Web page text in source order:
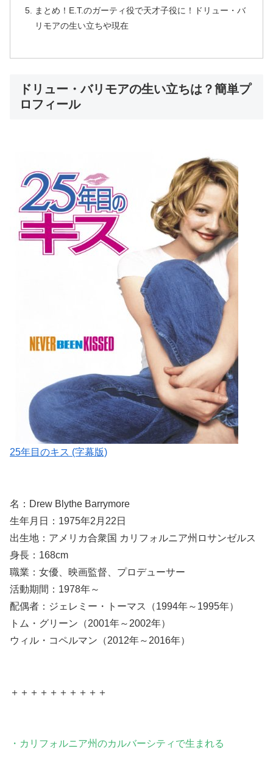
まとめ！E.T.のガーティ役で天才子役に！ドリュー・バ
リモアの生い立ちや現在
ドリュー・バリモアの生い立ちは？簡単プ
ロフィール
25年目のキス (字幕版)
名：Drew Blythe Barrymore
生年月日：1975年2月22日
出生地：アメリカ合衆国 カリフォルニア州ロサンゼルス
身長：168cm
職業：女優、映画監督、プロデューサー
活動期間：1978年～
配偶者：ジェレミー・トーマス（1994年～1995年）
トム・グリーン（2001年～2002年）
ウィル・コペルマン（2012年～2016年）
＋＋＋＋＋＋＋＋＋＋
・カリフォルニア州のカルバーシティで生まれる